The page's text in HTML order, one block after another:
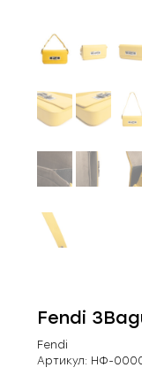
Fendi
Fendi
Артикул: НФ-